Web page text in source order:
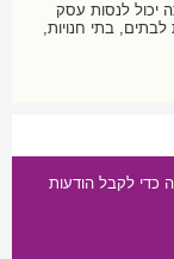
יכול לנסות עסק
בתי חנויות,
כדי לקבל הודעות